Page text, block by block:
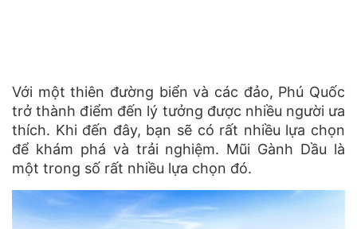
Với một thiên đường biển và các đảo, Phú Quốc
trở thành điểm đến lý tưởng được nhiều người ưa
thích. Khi đến đây, bạn sẽ có rất nhiều lựa chọn
để khám phá và trải nghiệm. Mũi Gành Dầu là
một trong số rất nhiều lựa chọn đó.